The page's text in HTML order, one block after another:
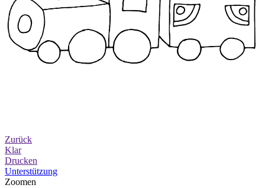
Zurück
Klar
Drucken
Unterstützung
Zoomen